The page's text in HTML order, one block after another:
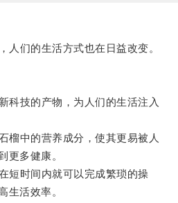
们的生活方式也在日益改变。
技的产物，为人们的生活注入
中的营养成分，使其更易被人
更多健康。
时间内就可以完成繁琐的操
生活效率。